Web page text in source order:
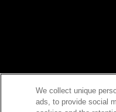
We collect unique
ads, to provide social